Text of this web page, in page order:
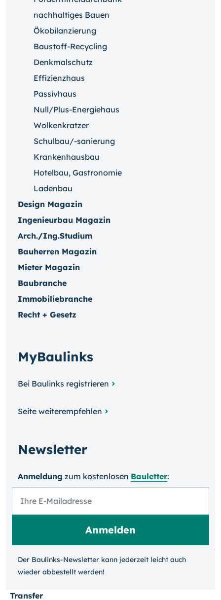
nachhaltiges Bauen
Ökobilanzierung
Baustoff-Recycling
Denkmalschutz
Effizienzhaus
Passivhaus
Null/Plus-Energiehaus
Wolkenkratzer
Schulbau/-sanierung
Krankenhausbau
Hotelbau, Gastronomie
Ladenbau
Design Magazin
Ingenieurbau Magazin
Arch./Ing.Studium
Bauherren Magazin
Mieter Magazin
Baubranche
Immobiliebranche
Recht + Gesetz
MyBaulinks
Bei Baulinks registrieren
Seite weiterempfehlen
Newsletter
Anmeldung zum kosten­losen Bauletter:
Der Baulinks-Newsletter kann jeder­zeit leicht auch
wieder ab­bestellt werden!
Transfer